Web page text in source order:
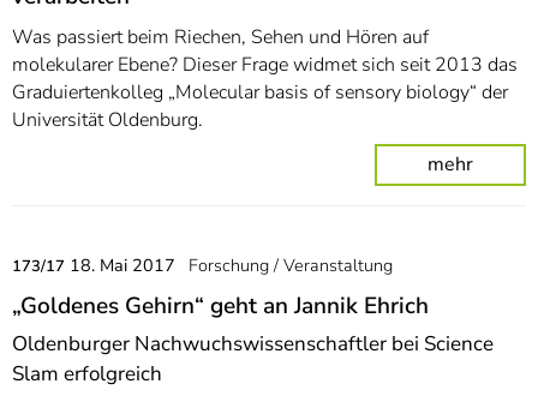
Was passiert beim Riechen, Sehen und Hören auf
molekularer Ebene? Dieser Frage widmet sich seit 2013 das
Graduiertenkolleg „Molecular basis of sensory biology“ der
Universität Oldenburg.
mehr
173/17 18. Mai 2017 Forschung / Veranstaltung
„Goldenes Gehirn“ geht an Jannik Ehrich
Oldenburger Nachwuchswissenschaftler bei Science
Slam erfolgreich